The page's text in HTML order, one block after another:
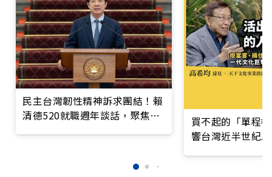
民主台灣韌性精神訴求團結！賴
清德520就職週年談話，聚焦
買不起的「單程
響台灣近半世紀